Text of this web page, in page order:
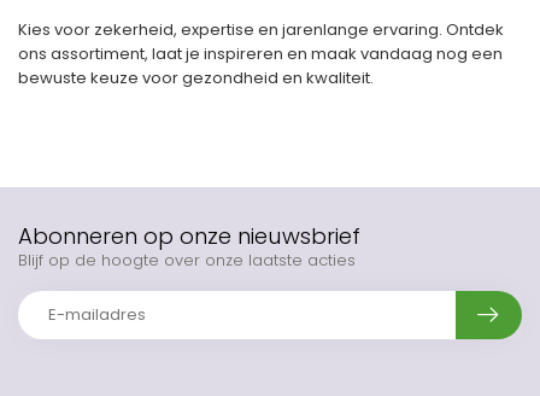
Kies voor zekerheid, expertise en jarenlange ervaring. Ontdek
ons assortiment, laat je inspireren en maak vandaag nog een
bewuste keuze voor gezondheid en kwaliteit.
Abonneren op onze nieuwsbrief
Blijf op de hoogte over onze laatste acties